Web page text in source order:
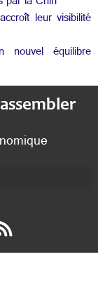
leur visibilité
équilibre